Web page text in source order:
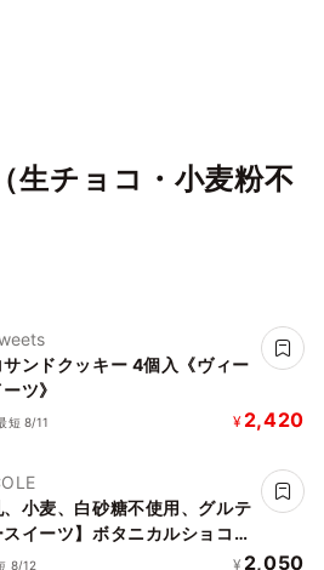
生チョコ・小麦粉不
ンドクッキー 4個入《ヴィー
ツ》
短 8/11 ¥ 2,420
、小麦、白砂糖不使用、グルテ
イーツ】ボタニカルショコラ
ョコ 《ヴィーガンスイー
8/12 ¥ 2,050